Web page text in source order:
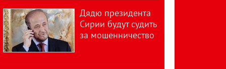
Дядю президента
Сирии будут судить
за мошенничество